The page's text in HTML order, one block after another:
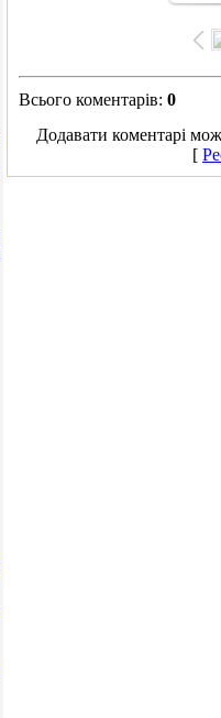
Всього коментарів: 0
Додавати коментарі
[